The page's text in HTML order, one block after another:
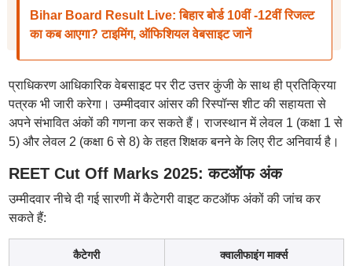
Bihar Board Result Live: बिहार बोर्ड 10वीं -12वीं रिजल्ट
का कब आएगा? टाइमिंग, ऑफिशियल वेबसाइट जानें
प्राधिकरण आधिकारिक वेबसाइट पर रीट उत्तर कुंजी के साथ ही प्रतिक्रिया
पत्रक भी जारी करेगा। उम्मीदवार आंसर की रिस्पॉन्स शीट की सहायता से
अपने संभावित अंकों की गणना कर सकते हैं। राजस्थान में लेवल 1 (कक्षा 1 से
5) और लेवल 2 (कक्षा 6 से 8) के तहत शिक्षक बनने के लिए रीट अनिवार्य है।
REET Cut Off Marks 2025: कटऑफ अंक
उम्मीदवार नीचे दी गई सारणी में कैटेगरी वाइट कटऑफ अंकों की जांच कर
सकते हैं:
कैटेगरी क्वालीफाइंग मार्क्स